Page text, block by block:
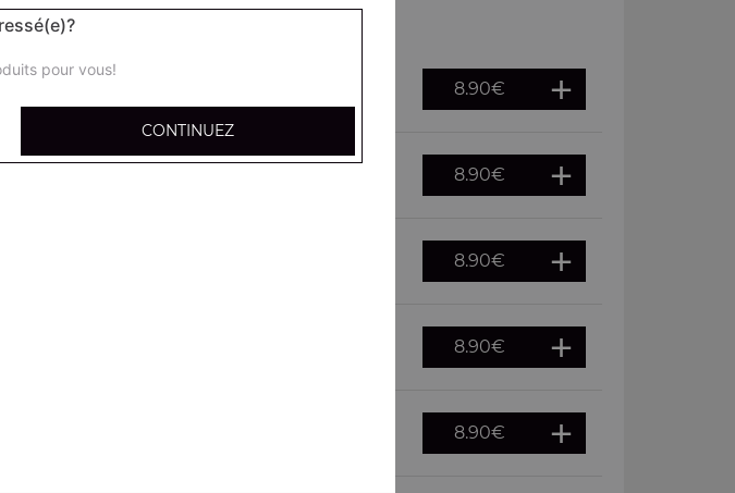
maïs, gruyère, cornichon
8.90€
8.90€
8.90€
8.90€
8.90€
pour vous!
CONTINUEZ